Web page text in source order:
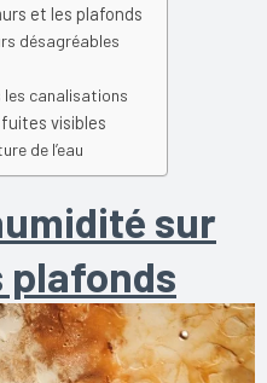
et les plafonds
désagréables
canalisations
visibles
de l’eau
sur
plafonds